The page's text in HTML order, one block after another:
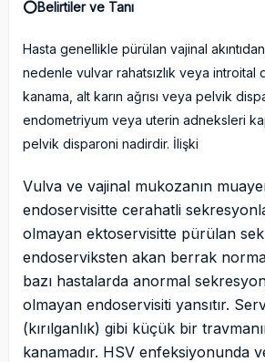
⭕️Belirtiler ve Tanı
Hasta genellikle pürülan vajinal
nedenle vulvar rahatsızlık veya
kanama, alt karın ağrısı veya pelvik
endometriyum veya uterin adneksleri
pelvik disparoni nadirdir. İlişki
Vulva ve vajinal mukozanın
endoservisitte cerahatli
olmayan ektoservisitte pürülan
endoserviksten akan berrak
bazı hastalarda anormal
olmayan endoservisiti yansıtır.
(kırılganlık) gibi küçük bir
kanamadır. HSV